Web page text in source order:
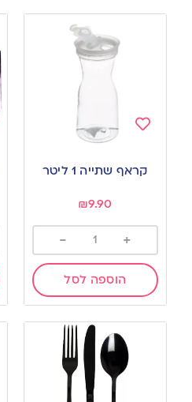
to
wishlist
קראף שתייה 1 ליטר
₪9.90
+
-
הוספה לסל